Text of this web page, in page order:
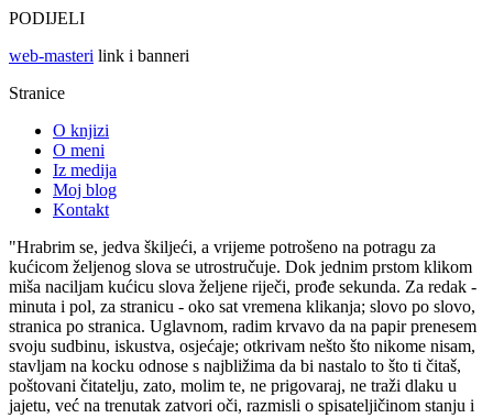
PODIJELI
web-masteri link i banneri
Stranice
O knjizi
O meni
Iz medija
Moj blog
Kontakt
"Hrabrim se, jedva škiljeći, a vrijeme potrošeno na potragu za
kućicom željenog slova se utrostručuje. Dok jednim prstom klikom
miša naciljam kućicu slova željene riječi, prođe sekunda. Za redak -
minuta i pol, za stranicu - oko sat vremena klikanja; slovo po slovo,
stranica po stranica. Uglavnom, radim krvavo da na papir prenesem
svoju sudbinu, iskustva, osjećaje; otkrivam nešto što nikome nisam,
stavljam na kocku odnose s najbližima da bi nastalo to što ti čitaš,
poštovani čitatelju, zato, molim te, ne prigovaraj, ne traži dlaku u
jajetu, već na trenutak zatvori oči, razmisli o spisateljičinom stanju i